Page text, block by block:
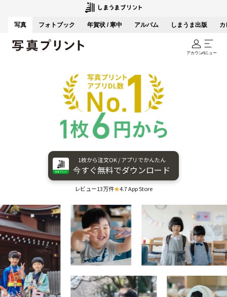
写真 フォトブック 年賀状 / 寒中 アルバム しまうま出版 カ
アカウントメニュー
1枚から​注文OK / アプリで​かんたん
今すぐ​無料で​ダウンロード
レビュー13万件★4.7 App Store